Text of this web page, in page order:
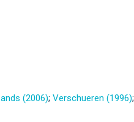
(2006); Verschueren (1996);